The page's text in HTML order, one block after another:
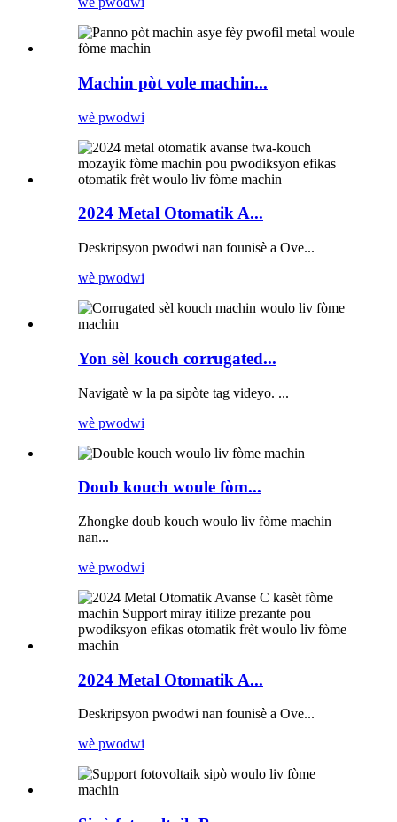
Machin pòt vole machin...
wè pwodwi
2024 Metal Otomatik A...
Deskripsyon pwodwi nan founisè a Ove...
wè pwodwi
Yon sèl kouch corrugated...
Navigatè w la pa sipòte tag videyo. ...
wè pwodwi
Doub kouch woule fòm...
Zhongke doub kouch woulo liv fòme machin
nan...
wè pwodwi
2024 Metal Otomatik A...
Deskripsyon pwodwi nan founisè a Ove...
wè pwodwi